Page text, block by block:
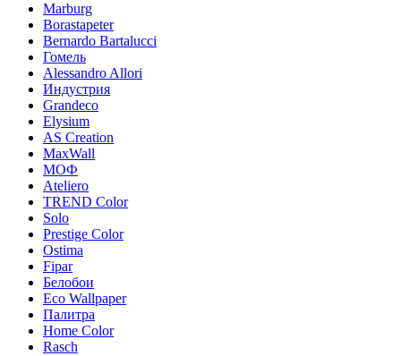
Marburg
Borastapeter
Bernardo Bartalucci
Гомель
Alessandro Allori
Индустрия
Grandeco
Elysium
AS Creation
MaxWall
МОФ
Ateliero
TREND Color
Solo
Prestige Color
Ostima
Fipar
Белобои
Eco Wallpaper
Палитра
Home Color
Rasch